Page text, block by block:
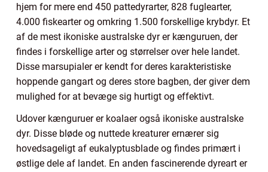
hjem for mere end 450 pattedyrarter, 828 fuglearter,
4.000 fiskearter og omkring 1.500 forskellige krybdyr. Et
af de mest ikoniske australske dyr er kænguruen, der
findes i forskellige arter og størrelser over hele landet.
Disse marsupialer er kendt for deres karakteristiske
hoppende gangart og deres store bagben, der giver dem
mulighed for at bevæge sig hurtigt og effektivt.
Udover kænguruer er koalaer også ikoniske australske
dyr. Disse bløde og nuttede kreaturer ernærer sig
hovedsageligt af eukalyptusblade og findes primært i
østlige dele af landet. En anden fascinerende dyreart er